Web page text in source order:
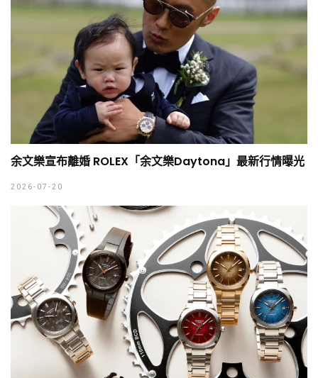
余文樂宣布離婚 ROLEX「余文樂Daytona」最新行情曝光
2026-07-20